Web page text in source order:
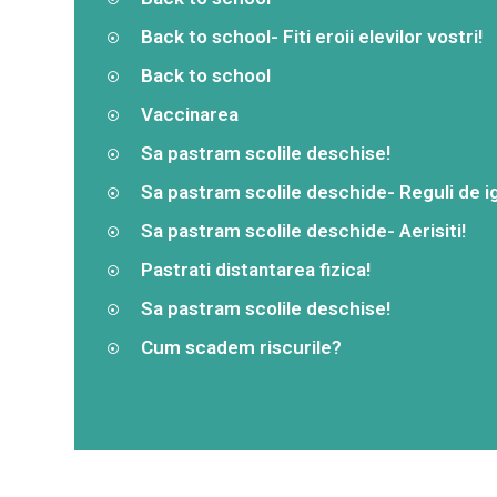
Back to school- Fiti eroii elevilor vostri!
Back to school
Vaccinarea
Sa pastram scolile deschise!
Sa pastram scolile deschide- Reguli de
Sa pastram scolile deschide- Aerisiti!
Pastrati distantarea fizica!
Sa pastram scolile deschise!
Cum scadem riscurile?